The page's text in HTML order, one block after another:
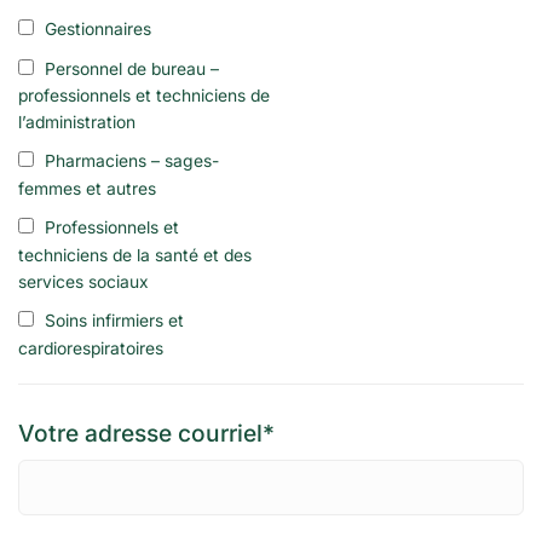
Gestionnaires
Personnel de bureau –
professionnels et techniciens de
l’administration
Pharmaciens – sages-
femmes et autres
Professionnels et
techniciens de la santé et des
services sociaux
Soins infirmiers et
cardiorespiratoires
Votre adresse courriel*